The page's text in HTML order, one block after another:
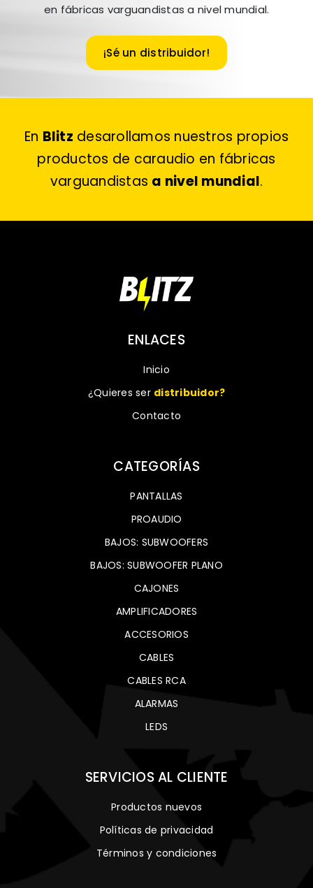
en fábricas varguandistas a nivel mundial.
¡Sé un distribuidor!
En Blitz desarollamos nuestros propios
productos de caraudio en fábricas
varguandistas a nivel mundial.
ENLACES
Inicio
¿Quieres ser distribuidor?
Contacto
CATEGORÍAS
PANTALLAS
PROAUDIO
BAJOS: SUBWOOFERS
BAJOS: SUBWOOFER PLANO
CAJONES
AMPLIFICADORES
ACCESORIOS
CABLES
CABLES RCA
ALARMAS
LEDS
SERVICIOS AL CLIENTE
Productos nuevos
Políticas de privacidad
Términos y condiciones